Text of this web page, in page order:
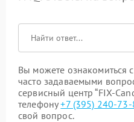
Вы можете
часто задаваемыми
сервисный центр “FIX-
телефону+7 (395) 240-73-
свой вопрос.